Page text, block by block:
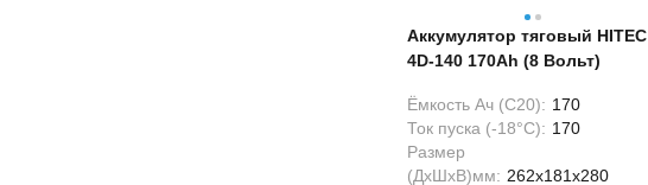
Аккумулятор тяговый HITEC
4D-140 170Ah (8 Вольт)
Ёмкость Ач (С20): 170
Ток пуска (-18°С): 170
Размер
(ДхШхВ)мм: 262x181x280